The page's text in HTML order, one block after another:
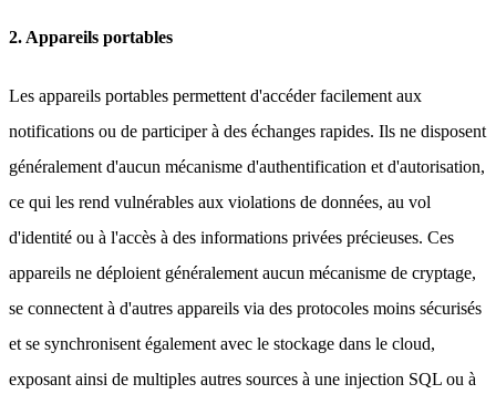
2. Appareils portables
Les appareils portables permettent d'accéder facilement aux
notifications ou de participer à des échanges rapides. Ils ne disposent
généralement d'aucun mécanisme d'authentification et d'autorisation,
ce qui les rend vulnérables aux violations de données, au vol
d'identité ou à l'accès à des informations privées précieuses. Ces
appareils ne déploient généralement aucun mécanisme de cryptage,
se connectent à d'autres appareils via des protocoles moins sécurisés
et se synchronisent également avec le stockage dans le cloud,
exposant ainsi de multiples autres sources à une injection SQL ou à